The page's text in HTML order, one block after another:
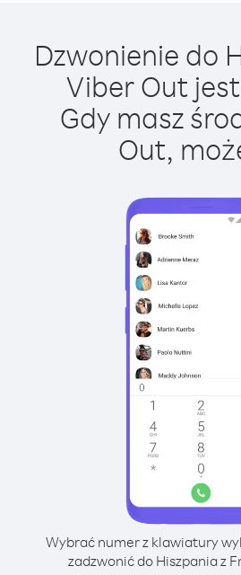
Dzwonienie do
Viber Out
Gdy masz
Out,
Wybrać numer z klawiatury
zadzwonić do Hiszpania z